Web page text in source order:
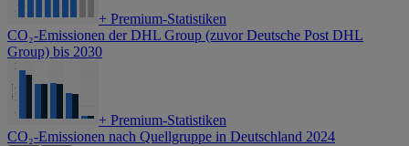
+ Premium-Statistiken
CO₂-Emissionen der DHL Group (zuvor Deutsche Post DHL
Group) bis 2030
+ Premium-Statistiken
CO₂-Emissionen nach Quellgruppe in Deutschland 2024